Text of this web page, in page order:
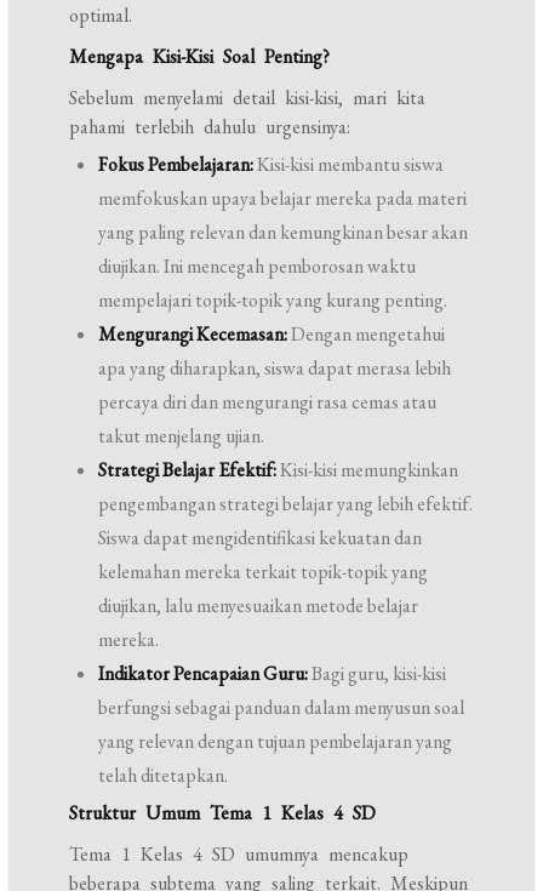
optimal.
Mengapa Kisi-Kisi Soal Penting?
Sebelum menyelami detail kisi-kisi, mari kita
pahami terlebih dahulu urgensinya:
Fokus Pembelajaran:Kisi-kisi membantu siswa
memfokuskan upaya belajar mereka pada materi
yang paling relevan dan kemungkinan besar akan
diujikan. Ini mencegah pemborosan waktu
mempelajari topik-topik yang kurang penting.
Mengurangi Kecemasan:Dengan mengetahui
apa yang diharapkan, siswa dapat merasa lebih
percaya diri dan mengurangi rasa cemas atau
takut menjelang ujian.
Strategi Belajar Efektif:Kisi-kisi memungkinkan
pengembangan strategi belajar yang lebih efektif.
Siswa dapat mengidentifikasi kekuatan dan
kelemahan mereka terkait topik-topik yang
diujikan, lalu menyesuaikan metode belajar
mereka.
Indikator Pencapaian Guru:Bagi guru, kisi-kisi
berfungsi sebagai panduan dalam menyusun soal
yang relevan dengan tujuan pembelajaran yang
telah ditetapkan.
Struktur Umum Tema 1 Kelas 4 SD
Tema 1 Kelas 4 SD umumnya mencakup
beberapa subtema yang saling terkait. Meskipun